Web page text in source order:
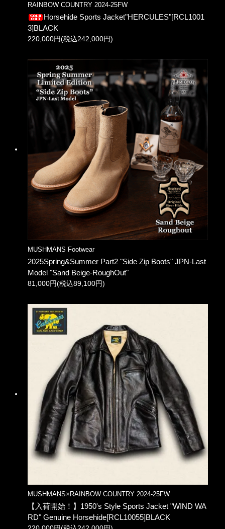
RAINBOW COUNTRY 2024-25FW
Horsehide Sports Jacket"HERCULES"[RCL1001
3]BLACK
220,000円(税込242,000円)
MUSHMANS Footwear
2025Spring&Summer Part2 "Side Zip Boots" JPN-Last
Model "Sand Beige-RoughOut"
81,000円(税込89,100円)
MUSHMANS×RAINBOW COUNTRY 2024-25FW
【入荷開始！】1950's Style Sports Jacket "WIND WA
RD" Genuine Horsehide[RCL10055]BLACK